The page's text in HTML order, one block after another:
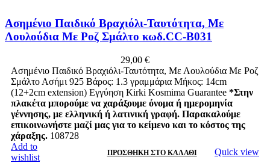
Ασημένιο Παιδικό Βραχιόλι-Ταυτότητα, Με
Λουλούδια Με Ροζ Σμάλτο κωδ.CC-B031
29,00 €
Ασημένιο Παιδικό Βραχιόλι-Ταυτότητα, Με Λουλούδια Με Ροζ
Σμάλτο Ασήμι 925 Βάρος: 1.3 γραμμάρια Μήκος: 14cm
(12+2cm extension) Εγγύηση Kirki Kosmima Guarantee *Στην
πλακέτα μπορούμε να χαράξουμε όνομα ή ημερομηνία
γέννησης, με ελληνική ή λατινική γραφή. Παρακαλούμε
επικοινωνήστε μαζί μας για το κείμενο και το κόστος της
χάραξης. 108728
Add to
wishlist
ΠΡΟΣΘΉΚΗ ΣΤΟ ΚΑΛΆΘΙ Quick view